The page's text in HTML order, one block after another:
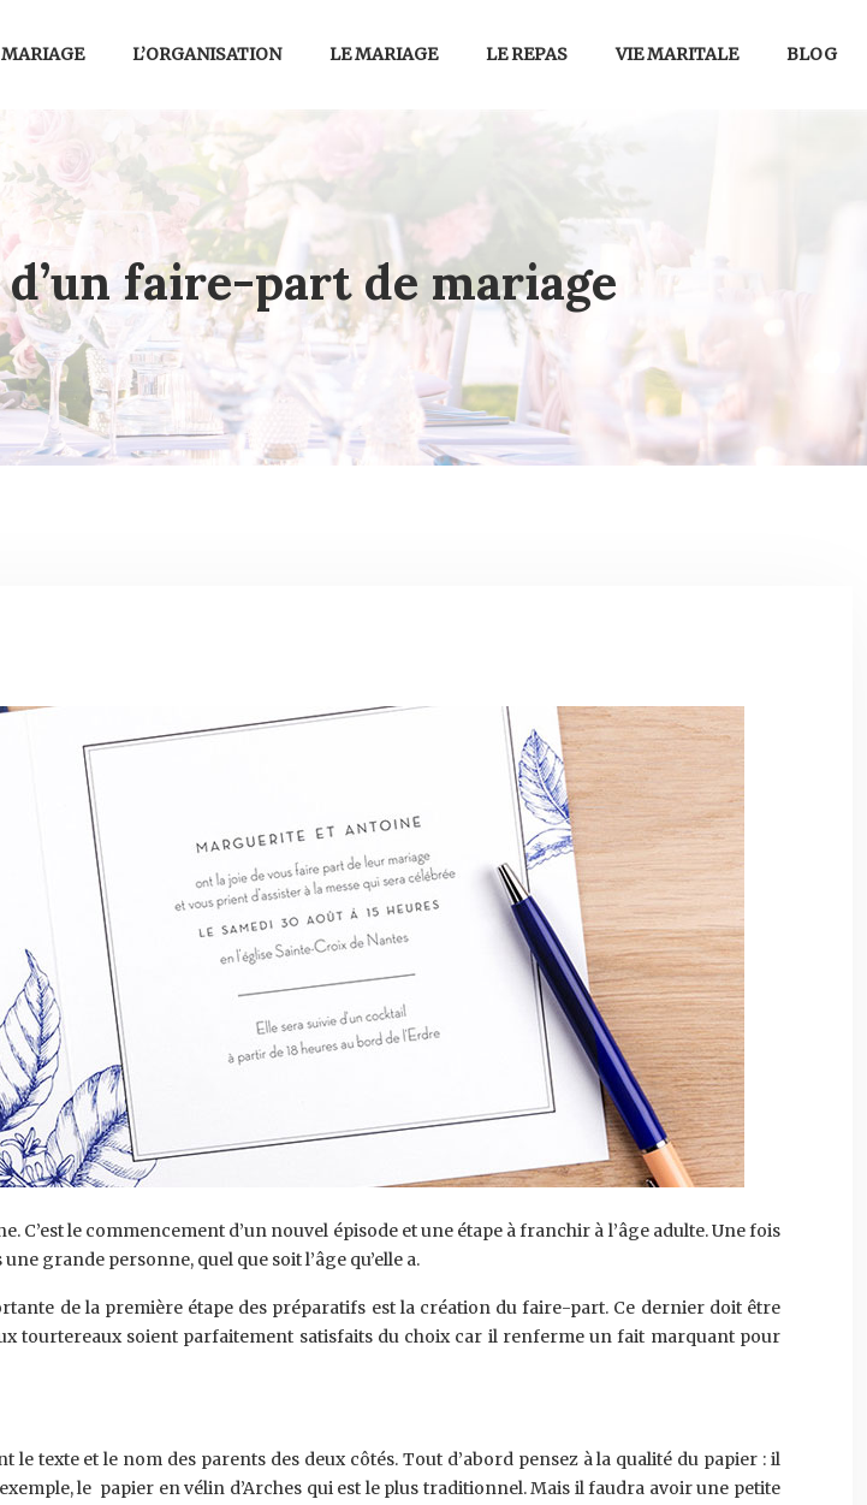
L’ORGANISATION LE MARIAGE LE REPAS VIE MARITALE BLOG
faire-part de mariage
C’est le commencement d’un nouvel épisode et une étape à franchir à l’âge adulte. Une fois
grande personne, quel que soit l’âge qu’elle a.
de la première étape des préparatifs est la création du faire-part. Ce dernier doit être
tourtereaux soient parfaitement satisfaits du choix car il renferme un fait marquant pour
texte et le nom des parents des deux côtés. Tout d’abord pensez à la qualité du papier : il
le papier en vélin d’Arches qui est le plus traditionnel. Mais il faudra avoir une petite